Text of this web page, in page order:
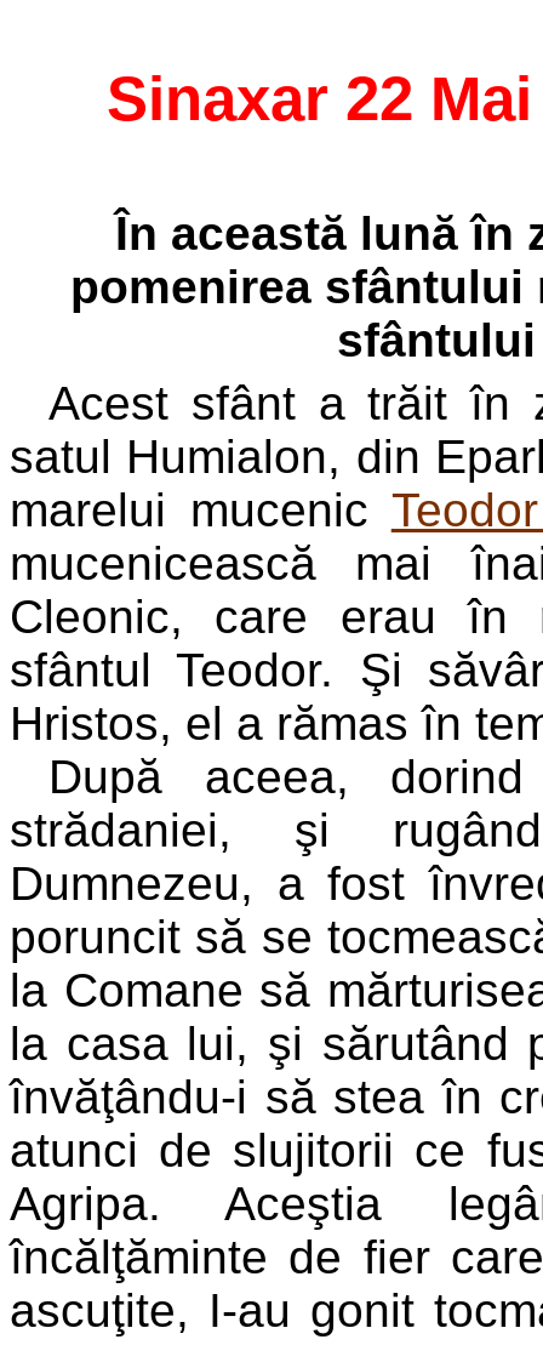
Sinaxar 22 Mai
În această lună în
pomenirea
sfântului
Acest sfânt a trăit în
satul Humialon, din
marelui mucenic
mucenicească mai
Cleonic, care erau în
sfântul Teodor. Şi
Hristos, el a rămas în
După aceea,
strădaniei, şi
Dumnezeu, a fost
poruncit să se
la Comane să
la casa lui, şi sărutând
învăţându-i să stea în
atunci de slujitorii ce
Agripa. Aceştia
încălţăminte de fier
ascuţite, I-au gonit